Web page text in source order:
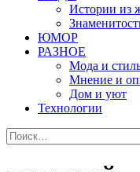
Истории из
ЮМОР
РАЗНОЕ
Мода и
Мнение и
Дом и уют
Технологии
Найти: